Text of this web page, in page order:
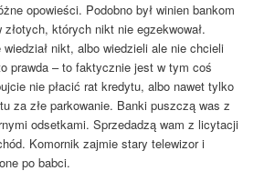
opowieści. Podobno był winien bankom
złotych, których nikt nie egzekwował.
wiedział nikt, albo wiedzieli ale nie chcieli
prawda – to faktycznie jest w tym coś
nie płacić rat kredytu, albo nawet tylko
za złe parkowanie. Banki puszczą was z
odsetkami. Sprzedadzą wam z licytacji
Komornik zajmie stary telewizor i
po babci.